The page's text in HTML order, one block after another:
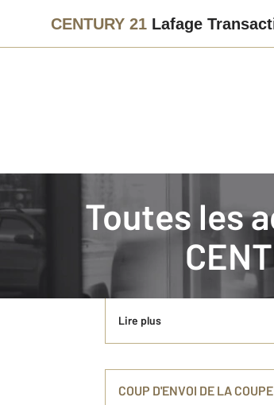
CENTURY 21 Lafage
Toutes les
LE PETIT IMMO 69 EST
C’est sous un soleil
vous trouverez, comme tous
Lire plus
COUP D'ENVOI DE LA